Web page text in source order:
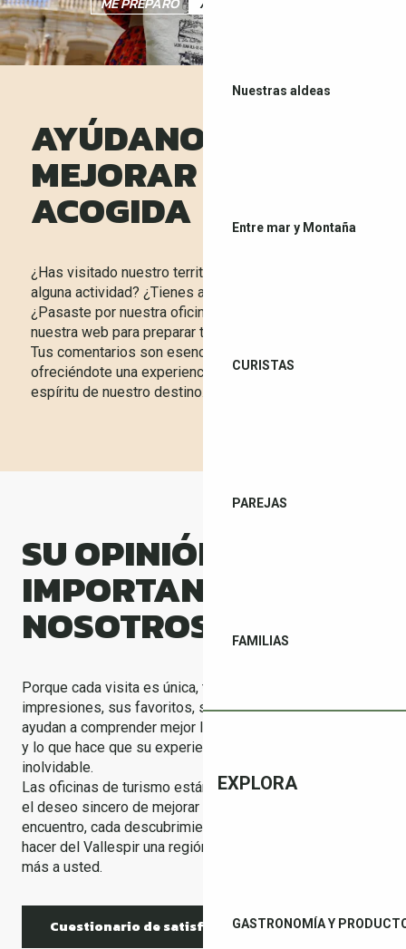
Nuestras aldeas
Entre mar y Montaña
CURISTAS
PAREJAS
FAMILIAS
EXPLORA
GASTRONOMÍA Y
AYÚDANOS A
MEJORAR TU
ACOGIDA
¿Has visitado nuestro territorio? ¿Disfrutaste de
alguna actividad? ¿Tienes alguna sugerencia?
¿Pasaste por nuestra oficina de turismo o utilizaste
nuestra web para preparar tu estancia?
Tus comentarios son esenciales para seguir
ofreciéndote una experiencia de calidad, fiel al
espíritu de nuestro destino.
SU OPINIÓN ES
IMPORTANTE PARA
NOSOTROS
Porque cada visita es única, tu opinión cuenta. Sus
impresiones, sus favoritos, sus sugerencias… nos
ayudan a comprender mejor lo que le gusta, lo que busca
y lo que hace que su experiencia en el Vallespir sea
inolvidable.
Las oficinas de turismo están aquí para escucharle, con
el deseo sincero de mejorar cada acogida, cada
encuentro, cada descubrimiento. Gracias por ayudarnos a
hacer del Vallespir una región que se parezca cada día
más a usted.
Cuestionario de satisfacción